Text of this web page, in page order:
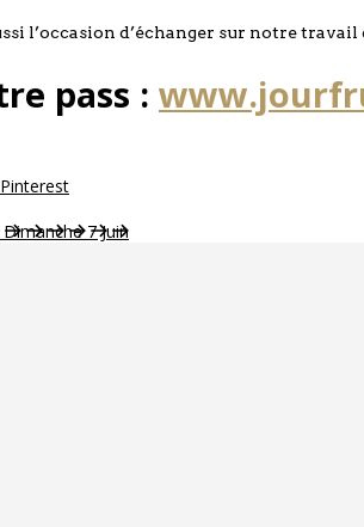
l’occasion d’échanger sur notre travail
pass :
Pinterest
7 Juin